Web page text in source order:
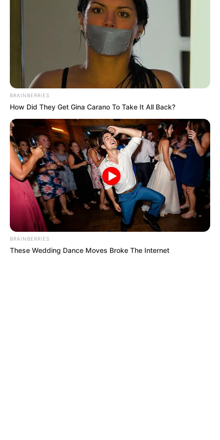
EMERGENCIAS POR LLUVIAS
METRO DE MEDELLÍN
ELECCIONES PRESIDENCIALES
MARINILLA - ANTIOQUIA
EPM
YONDÓ - ANTIOQUIA
RIONEGRO
BRAINBERRIES
How Did They Get Gina Carano To Take It All Back?
BRAINBERRIES
These Wedding Dance Moves Broke The Internet